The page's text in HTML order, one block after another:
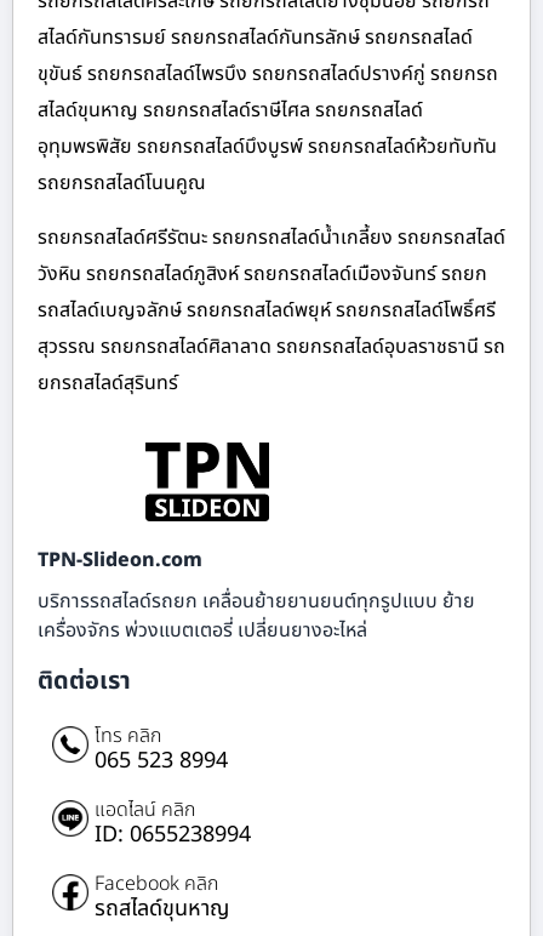
สไลด์กันทรารมย์ รถยกรถสไลด์กันทรลักษ์ รถยกรถสไลด์
ขุขันธ์ รถยกรถสไลด์ไพรบึง รถยกรถสไลด์ปรางค์กู่ รถยกรถ
สไลด์ขุนหาญ รถยกรถสไลด์ราษีไศล รถยกรถสไลด์
อุทุมพรพิสัย รถยกรถสไลด์บึงบูรพ์ รถยกรถสไลด์ห้วยทับทัน
รถยกรถสไลด์โนนคูณ
รถยกรถสไลด์ศรีรัตนะ รถยกรถสไลด์น้ำเกลี้ยง รถยกรถสไลด์
วังหิน รถยกรถสไลด์ภูสิงห์ รถยกรถสไลด์เมืองจันทร์ รถยก
รถสไลด์เบญจลักษ์ รถยกรถสไลด์พยุห์ รถยกรถสไลด์โพธิ์ศรี
สุวรรณ รถยกรถสไลด์ศิลาลาด รถยกรถสไลด์อุบลราชธานี รถ
ยกรถสไลด์สุรินทร์
TPN-Slideon.com
บริการรถสไลด์รถยก เคลื่อนย้ายยานยนต์ทุกรูปแบบ ย้าย
เครื่องจักร พ่วงแบตเตอรี่ เปลี่ยนยางอะไหล่
ติดต่อเรา
โทร คลิก
065 523 8994
แอดไลน์ คลิก
ID: 0655238994
Facebook คลิก
รถสไลด์ขุนหาญ